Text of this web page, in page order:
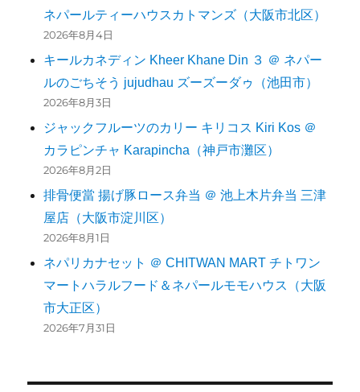
ネパールティーハウスカトマンズ（大阪市北区）
2026年8月4日
キールカネディン Kheer Khane Din ３ ＠ ネパー
ルのごちそう jujudhau ズーズーダゥ（池田市）
2026年8月3日
ジャックフルーツのカリー キリコス Kiri Kos ＠
カラピンチャ Karapincha（神戸市灘区）
2026年8月2日
排骨便當 揚げ豚ロース弁当 ＠ 池上木片弁当 三津
屋店（大阪市淀川区）
2026年8月1日
ネパリカナセット ＠ CHITWAN MART チトワン
マートハラルフード＆ネパールモモハウス（大阪
市大正区）
2026年7月31日